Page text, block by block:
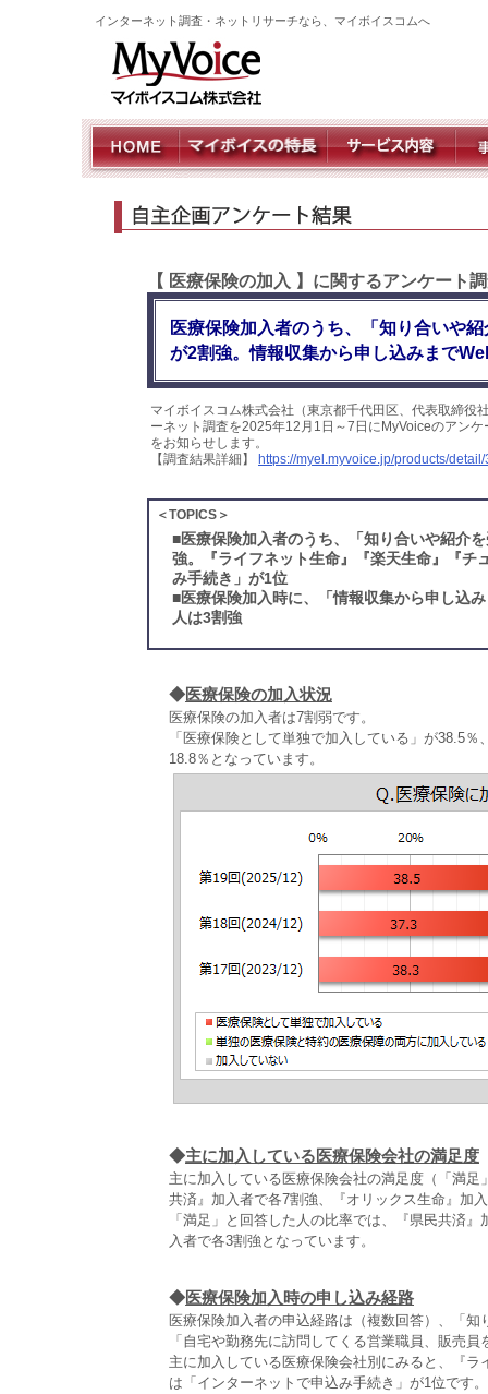
インターネット調査・ネットリサーチなら、マイボイスコムへ
【 医療保険の加入 】に関するアンケート
医療保険加入者のうち、「知り合いや
が2割強。情報収集から申し込みまで
マイボイスコム株式会社（東京都千代田区、代表取締
ーネット調査を2025年12月1日～7日にMyVoiceのアン
をお知らせします。
【調査結果詳細】
https://myel.myvoice.jp/products/
＜TOPICS＞
■医療保険加入者のうち、「知り合いや紹介
強。『ライフネット生命』『楽天生命』『チ
み手続き」が1位
■医療保険加入時に、「情報収集から申し込
人は3割強
◆医療保険の加入状況
医療保険の加入者は7割弱です。
「医療保険として単独で加入している」が38.5
18.8％となっています。
◆主に加入している医療保険会社の満足度
主に加入している医療保険会社の満足度（「満
共済』加入者で各7割強、『オリックス生命』加
「満足」と回答した人の比率では、『県民共済
入者で各3割強となっています。
◆医療保険加入時の申し込み経路
医療保険加入者の申込経路は（複数回答）、「
「自宅や勤務先に訪問してくる営業職員、販売
主に加入している医療保険会社別にみると、『
は「インターネットで申込み手続き」が1位です